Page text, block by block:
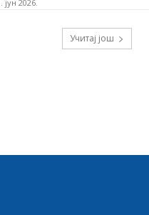
јун 2026.
Учитај још